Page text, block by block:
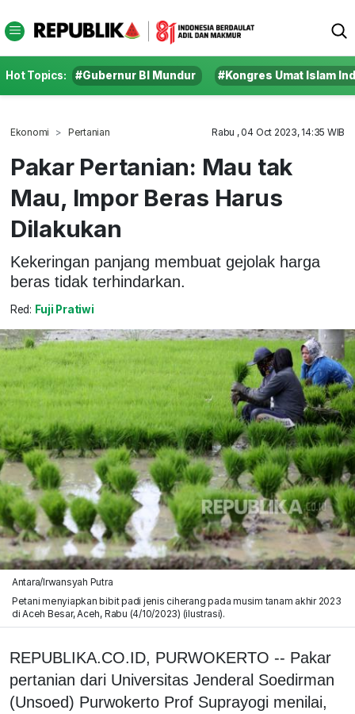
Hot Topics: #Gubernur BI Mundur #Kongres Umat Islam
Ekonomi Pertanian Rabu , 04 Oct 2023, 14:35 WIB
Pakar Pertanian: Mau tak
Mau, Impor Beras Harus
Dilakukan
Kekeringan panjang membuat gejolak harga
beras tidak terhindarkan.
Red: Fuji Pratiwi
Antara/Irwansyah Putra
Petani menyiapkan bibit padi jenis ciherang pada musim tanam akhir 2023
di Aceh Besar, Aceh, Rabu (4/10/2023) (ilustrasi).
REPUBLIKA.CO.ID, PURWOKERTO -- Pakar
pertanian dari Universitas Jenderal Soedirman
(Unsoed) Purwokerto Prof Suprayogi menilai,